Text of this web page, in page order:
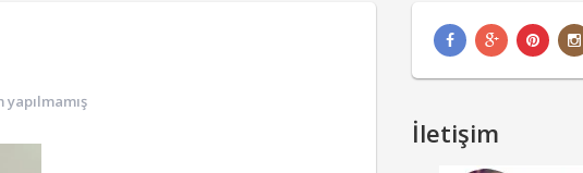
yapılmamış
İletişim